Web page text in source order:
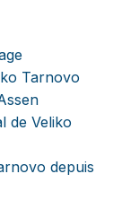
Tarnovo
de Veliko
depuis